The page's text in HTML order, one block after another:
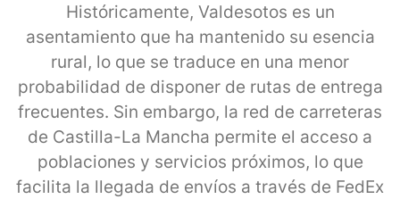
Históricamente, Valdesotos es un
asentamiento que ha mantenido su esencia
rural, lo que se traduce en una menor
probabilidad de disponer de rutas de entrega
frecuentes. Sin embargo, la red de carreteras
de Castilla-La Mancha permite el acceso a
poblaciones y servicios próximos, lo que
facilita la llegada de envíos a través de FedEx